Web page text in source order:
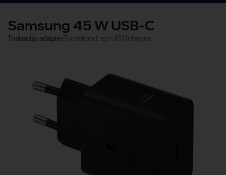
Samsung 45 W USB-C
Toalaadija adapterTootekood: ep-t4511nbegeu